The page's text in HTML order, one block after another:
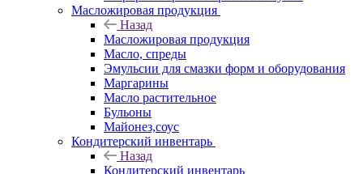
Масложировая продукция
Назад
Масложировая продукция
Масло, спреды
Эмульсии для смазки форм и оборудования
Маргарины
Масло растительное
Бульоны
Майонез,соус
Кондитерский инвентарь
Назад
Кондитерский инвентарь